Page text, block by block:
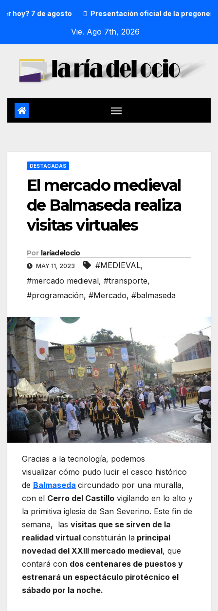
7 de agosto Presentación oficial de la pregonera y
Vie. Ago 7th, 2026
DESTACADAS
El mercado medieval
de Balmaseda realiza
visitas virtuales
Por laríadelocio
MAY 11, 2023 #MEDIEVAL,
#mercado medieval, #transporte,
#programación, #Mercado, #balmaseda
Gracias a la tecnología, podemos
visualizar cómo pudo lucir el casco histórico
de Balmaseda circundado por una muralla,
con el Cerro del Castillo vigilando en lo alto y
la primitiva iglesia de San Severino. Este fin de
semana, las visitas que se sirven de la
realidad virtual constituirán la principal
novedad del XXIII mercado medieval, que
contará con dos centenares de puestos y
estrenará un espectáculo pirotécnico el
sábado por la noche.